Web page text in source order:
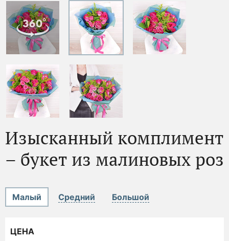
Изысканный комплимент
– букет из малиновых роз
Малый Средний Большой
ЦЕНА